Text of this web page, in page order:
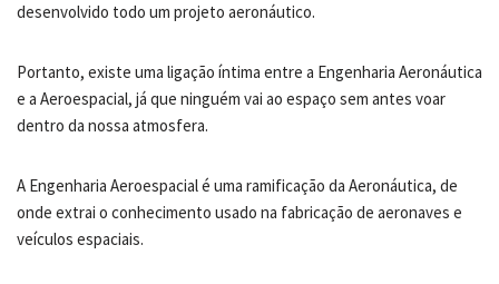
desenvolvido todo um projeto aeronáutico.
Portanto, existe uma ligação íntima entre a Engenharia Aeronáutica
e a Aeroespacial, já que ninguém vai ao espaço sem antes voar
dentro da nossa atmosfera.
A Engenharia Aeroespacial é uma ramificação da Aeronáutica, de
onde extrai o conhecimento usado na fabricação de aeronaves e
veículos espaciais.